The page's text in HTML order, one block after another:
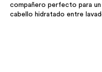
compañero perfecto para un
cabello hidratado entre